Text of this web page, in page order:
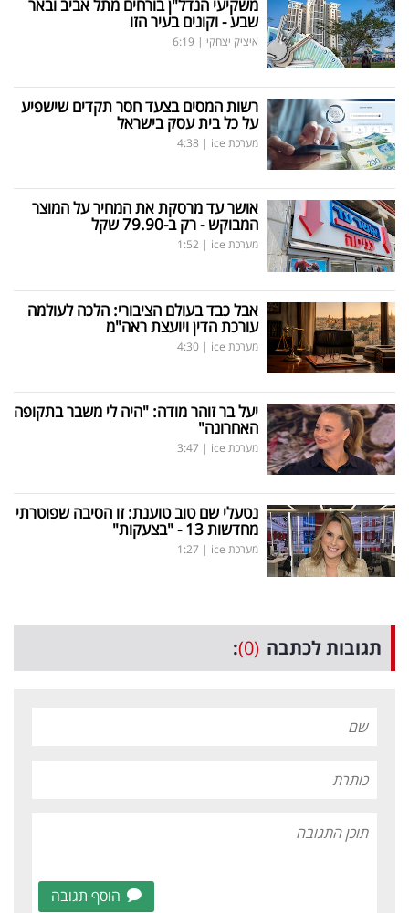
משקיעי הנדל"ן בורחים מתל אביב ובאר
שבע - וקונים בעיר הזו
איציק יצחקי |
6:19
רשות המסים בצעד חסר תקדים שישפיע
על כל בית עסק בישראל
מערכת ice |
4:38
אושר עד מרסקת את המחיר על המוצר
המבוקש - רק ב-79.90 שקל
מערכת ice |
1:52
אבל כבד בעולם הציבורי: הלכה לעולמה
עורכת הדין ויועצת ראה"מ
מערכת ice |
4:30
יעל בר זוהר מודה: "היה לי משבר בתקופה
האחרונה"
מערכת ice |
3:47
נטעלי שם טוב טוענת: זו הסיבה שפוטרתי
מחדשות 13 - "בצעקות"
מערכת ice |
1:27
תגובות לכתבה (0)
:
הוסף תגובה